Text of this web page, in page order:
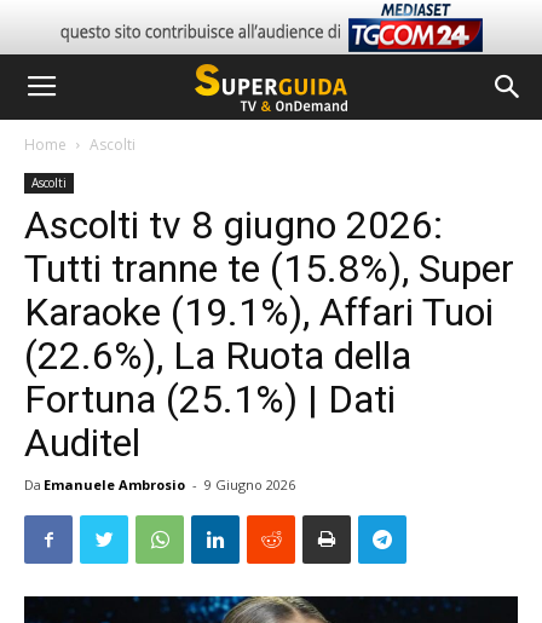
Home Ascolti
Ascolti
Ascolti tv 8 giugno 2026:
Tutti tranne te (15.8%), Super
Karaoke (19.1%), Affari Tuoi
(22.6%), La Ruota della
Fortuna (25.1%) | Dati
Auditel
Da Emanuele Ambrosio - 9 Giugno 2026